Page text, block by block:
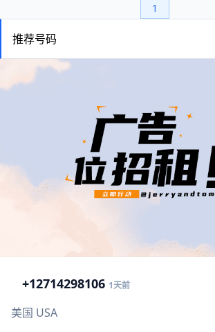
1
推荐号码
+12714298106 1天前
美国 USA